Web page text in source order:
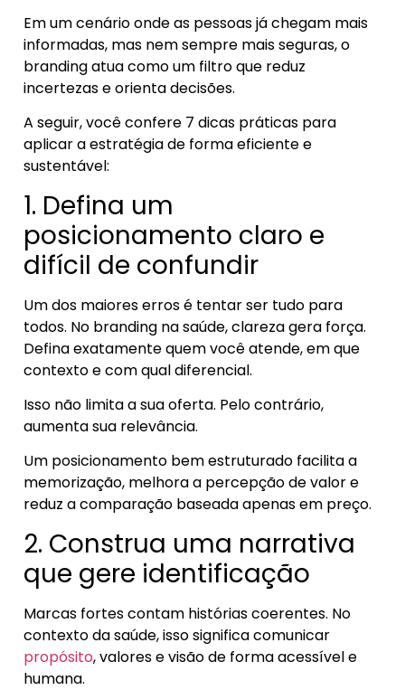
Em um cenário onde as pessoas já chegam mais
informadas, mas nem sempre mais seguras, o
branding atua como um filtro que reduz
incertezas e orienta decisões.
A seguir, você confere 7 dicas práticas para
aplicar a estratégia de forma eficiente e
sustentável:
1. Defina um
posicionamento claro e
difícil de confundir
Um dos maiores erros é tentar ser tudo para
todos. No branding na saúde, clareza gera força.
Defina exatamente quem você atende, em que
contexto e com qual diferencial.
Isso não limita a sua oferta. Pelo contrário,
aumenta sua relevância.
Um posicionamento bem estruturado facilita a
memorização, melhora a percepção de valor e
reduz a comparação baseada apenas em preço.
2. Construa uma narrativa
que gere identificação
Marcas fortes contam histórias coerentes. No
contexto da saúde, isso significa comunicar
propósito, valores e visão de forma acessível e
humana.